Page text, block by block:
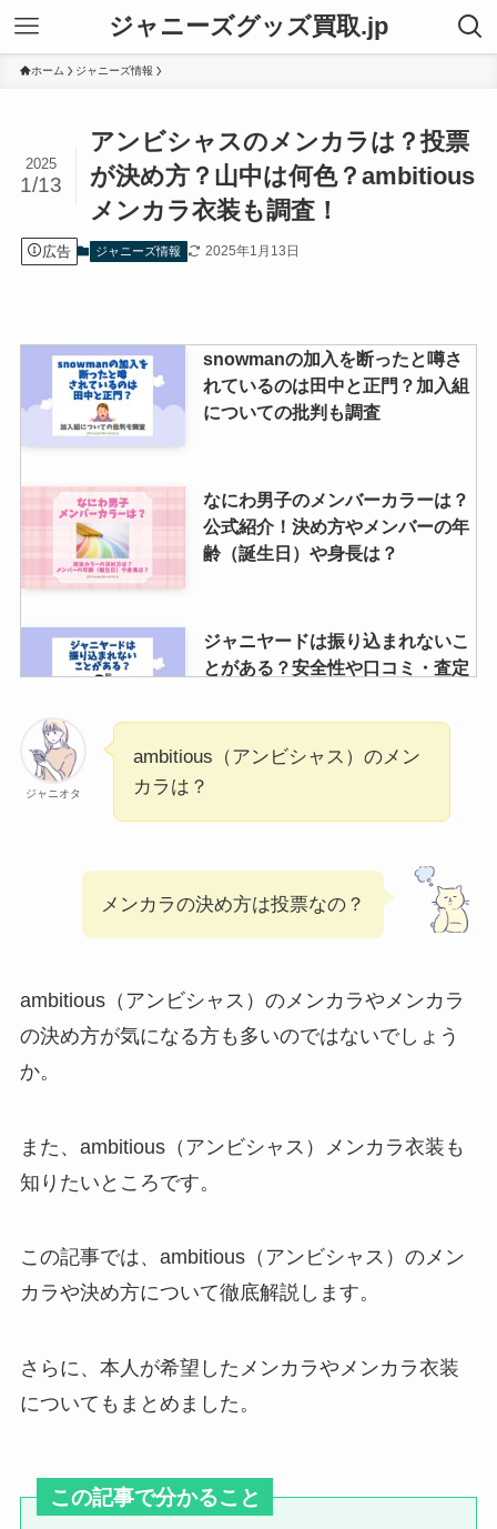
ジャニーズグッズ買取.jp
ホーム ジャニーズ情報
アンビシャスのメンカラは？投票
が決め方？山中は何色？ambitious
メンカラ衣装も調査！
2025
1/13
広告 ジャニーズ情報 2025年1月13日
snowmanの加入を断ったと噂さ
れているのは田中と正門？加入組
についての批判も調査
なにわ男子のメンバーカラーは？
公式紹介！決め方やメンバーの年
齢（誕生日）や身長は？
ジャニヤードは振り込まれないこ
とがある？安全性や口コミ・査定
ジャニーズライブに同行者が行け
ジャニーズショップは何が売って
ニアも紹介！
すすめ？駿河屋・ゲオ・まんだら
けと買取相場を比較！
sixtonesを年齢順に紹介！年齢非
公開のメンバーいる？デビュー日
ジャニオタ
ambitious（アンビシャス）のメン
カラは？
メンカラの決め方は投票なの？
ambitious（アンビシャス）のメンカラやメンカラ
の決め方が気になる方も多いのではないでしょう
か。
また、ambitious（アンビシャス）メンカラ衣装も
知りたいところです。
この記事では、ambitious（アンビシャス）のメン
カラや決め方について徹底解説します。
さらに、本人が希望したメンカラやメンカラ衣装
についてもまとめました。
この記事で分かること